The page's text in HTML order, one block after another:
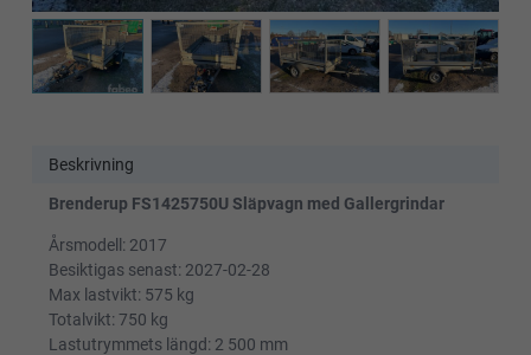
Beskrivning
Brenderup FS1425750U Släpvagn med Gallergrindar
Årsmodell: 2017
Besiktigas senast: 2027-02-28
Max lastvikt: 575 kg
Totalvikt: 750 kg
Lastutrymmets längd: 2 500 mm